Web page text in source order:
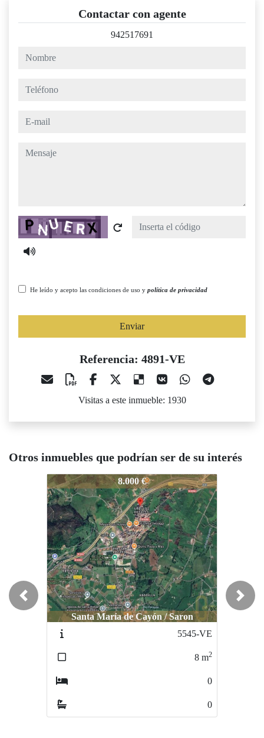
Contactar con agente
942517691
nombre
teléfono
e-mail
mensaje
Captcha
He leído y acepto las condiciones de uso y política de privacidad
Enviar
Referencia: 4891-VE
Visitas a este inmueble: 1930
Otros inmuebles que podrían ser de su interés
4891-VE
8.000 €
Santa María de Cayón / Saron
5545-VE
2
4891-VE 6.900 €
Santa María de Cayón / Saron
Previous Next